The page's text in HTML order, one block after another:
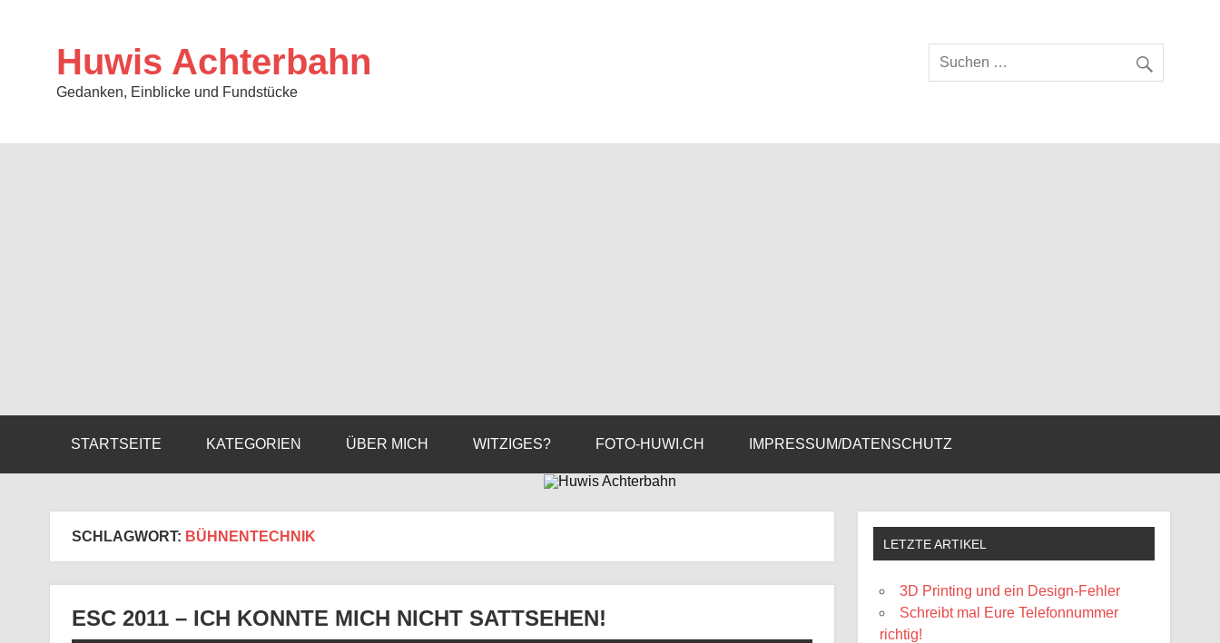
Huwis Achterbahn
Gedanken, Einblicke und Fundstücke
STARTSEITE KATEGORIEN ÜBER MICH WITZIGES? FOTO-HUWI.CH IMPRESSUM/DATENSCHUTZ
SCHLAGWORT: BÜHNENTECHNIK
ESC 2011 – ICH KONNTE MICH NICHT SATTSEHEN!
LETZTE ARTIKEL
3D Printing und ein Design-Fehler
Schreibt mal Eure Telefonnummer
richtig!